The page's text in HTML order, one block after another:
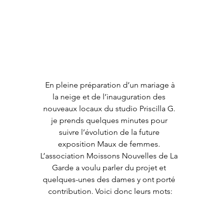
la neige et de l’inauguration des
nouveaux locaux du studio Priscilla G.
je prends quelques minutes pour
suivre l’évolution de la future
exposition Maux de femmes.
L’association Moissons Nouvelles de La
Garde a voulu parler du projet et
quelques-unes des dames y ont porté
contribution. Voici donc leurs mots: